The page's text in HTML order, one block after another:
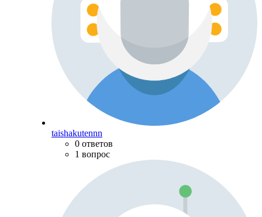
taishakutennn
0 ответов
1 вопрос